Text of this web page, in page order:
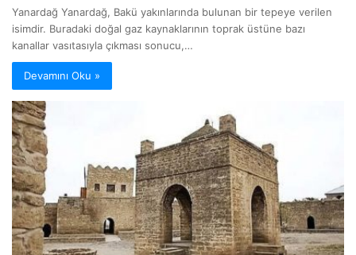
Yanardağ Yanardağ, Bakü yakınlarında bulunan bir tepeye verilen
isimdir. Buradaki doğal gaz kaynaklarının toprak üstüne bazı
kanallar vasıtasıyla çıkması sonucu,…
Devamını Oku »